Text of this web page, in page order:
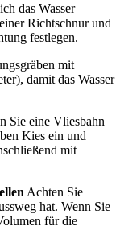
das Wasser
Richtschnur und
festlegen.
mit
damit das Wasser
Sie eine Vliesbahn
Kies ein und
mit
Achten Sie
hat. Wenn Sie
für die